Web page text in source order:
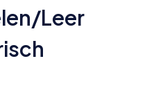
Leer